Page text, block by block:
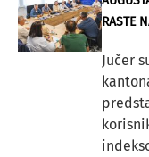
RASTE
Jučer